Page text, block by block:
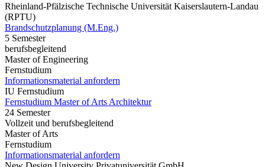
Rheinland-Pfälzische Technische Universität Kaiserslautern-Landau
(RPTU)
Brandschutzplanung (M.Eng.)
5 Semester
berufsbegleitend
Master of Engineering
Fernstudium
Informationsmaterial anfordern
IU Fernstudium
Fernstudium Master of Arts Architektur
24 Semester
Vollzeit und berufsbegleitend
Master of Arts
Fernstudium
Informationsmaterial anfordern